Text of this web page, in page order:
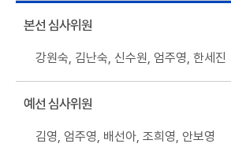
본선 심사위원
강원숙, 김난숙, 신수원, 엄주영, 한세진
예선 심사위원
김영, 엄주영, 배선아, 조희영, 안보영